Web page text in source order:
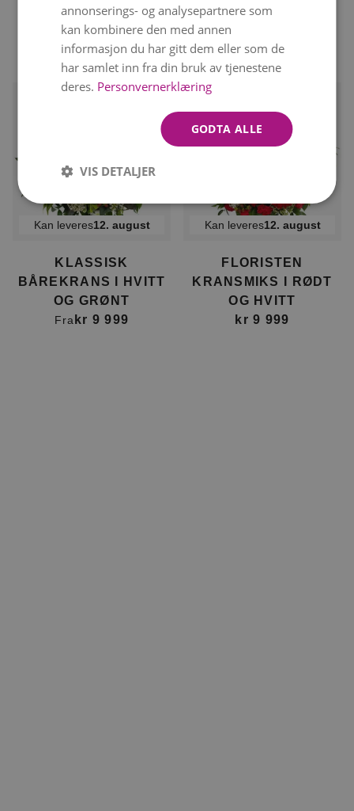
12 RØDE ROSER
kr 999
PASTELL
Kan leveres12. august
KLASSISK
BÅREKRANS I HVITT
OG GRØNT
Fra kr 9 999
Kan leveres12. august
FLORISTEN
KRANSMIKS I RØDT
OG HVITT
kr 9 999
annonserings- og analysepartnere som
kan kombinere den med annen
informasjon du har gitt dem eller som de
har samlet inn fra din bruk av tjenestene
deres. Personvernerklæring
GODTA ALLE
VIS DETALJER